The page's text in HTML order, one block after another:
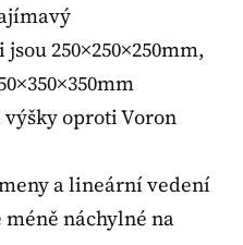
250×250×250mm,
oproti Voron
a lineární vedení
náchylné na